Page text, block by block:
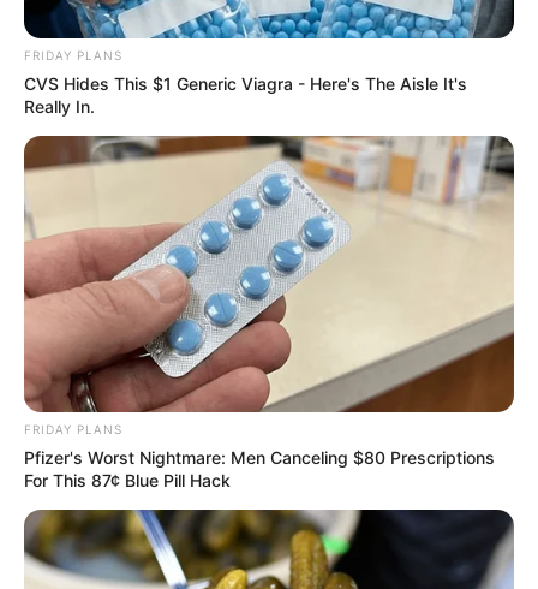
FRIDAY PLANS
CVS Hides This $1 Generic Viagra - Here's The Aisle It's
Really In.
FRIDAY PLANS
Pfizer's Worst Nightmare: Men Canceling $80 Prescriptions
For This 87¢ Blue Pill Hack